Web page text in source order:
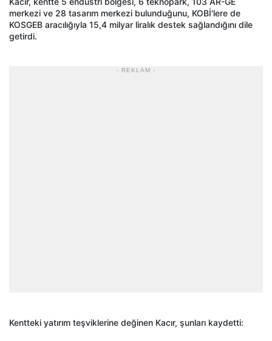
merkezi ve 28 tasarım merkezi bulunduğunu, KOBİ'lere de
KOSGEB aracılığıyla 15,4 milyar liralık destek sağlandığını dile
getirdi.
- REKLAM -
Kentteki yatırım teşviklerine değinen Kacır, şunları kaydetti: